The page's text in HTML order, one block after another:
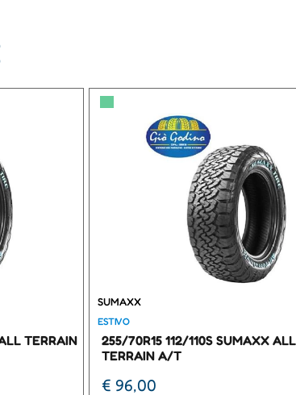
TERRAIN
▀
SUMAXX
ESTIVO
255/70R15 112/110S SUMAXX ALL
TERRAIN A/T
€ 96,00